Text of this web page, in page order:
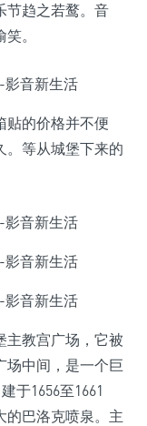
节趋之若鹜。音
。
贴的价格并不便
。等从城堡下来的
主教宫广场，它被
场中间，是一个巨
于1656至1661
的巴洛克喷泉。主